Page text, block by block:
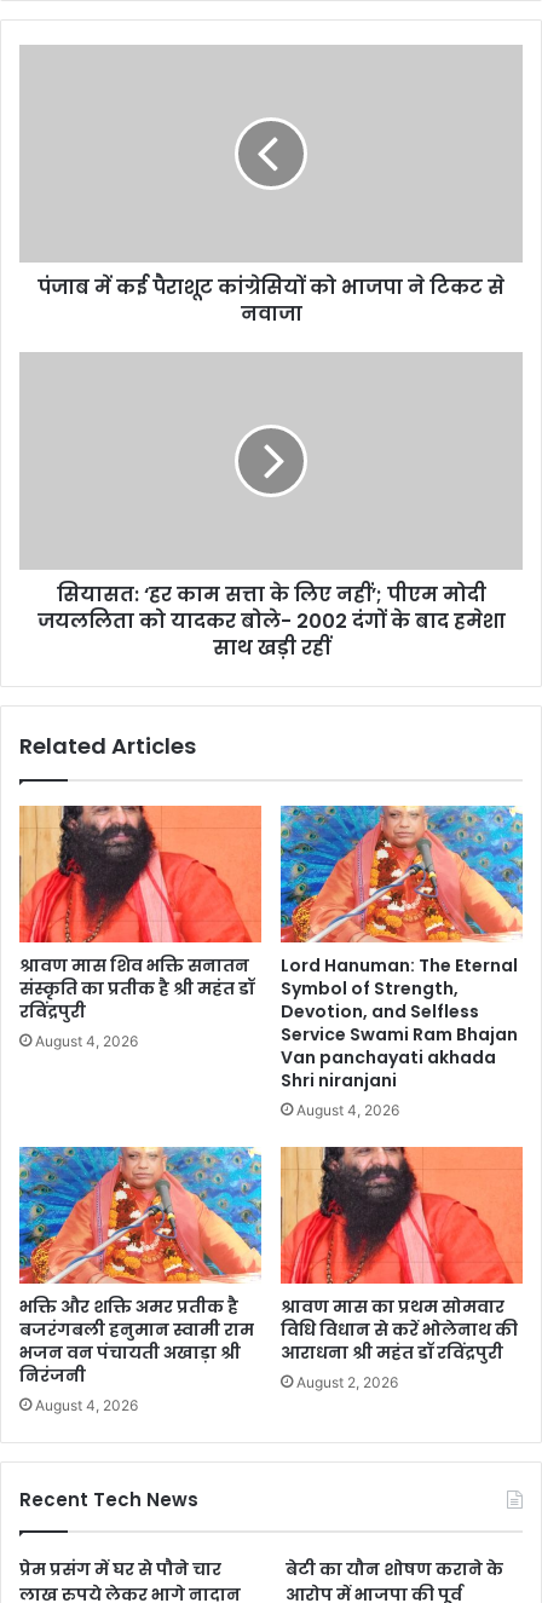
पंजाब में कई पैराशूट कांग्रेसियों को भाजपा ने टिकट से
नवाजा
सियासत: ‘हर काम सत्ता के लिए नहीं’; पीएम मोदी
जयललिता को यादकर बोले- 2002 दंगों के बाद हमेशा
साथ खड़ी रहीं
Related Articles
श्रावण मास शिव भक्ति सनातन
संस्कृति का प्रतीक है श्री महंत डॉ
रविंद्रपुरी
August 4, 2026
Lord Hanuman: The Eternal
Symbol of Strength,
Devotion, and Selfless
Service Swami Ram Bhajan
Van panchayati akhada
Shri niranjani
August 4, 2026
भक्ति और शक्ति अमर प्रतीक है
बजरंगबली हनुमान स्वामी राम
भजन वन पंचायती अखाड़ा श्री
निरंजनी
August 4, 2026
श्रावण मास का प्रथम सोमवार
विधि विधान से करें भोलेनाथ की
आराधना श्री महंत डॉ रविंद्रपुरी
August 2, 2026
Recent Tech News
प्रेम प्रसंग में घर से पौने चार
लाख रुपये लेकर भागे नादान
बेटी का यौन शोषण कराने के
आरोप में भाजपा की पूर्व